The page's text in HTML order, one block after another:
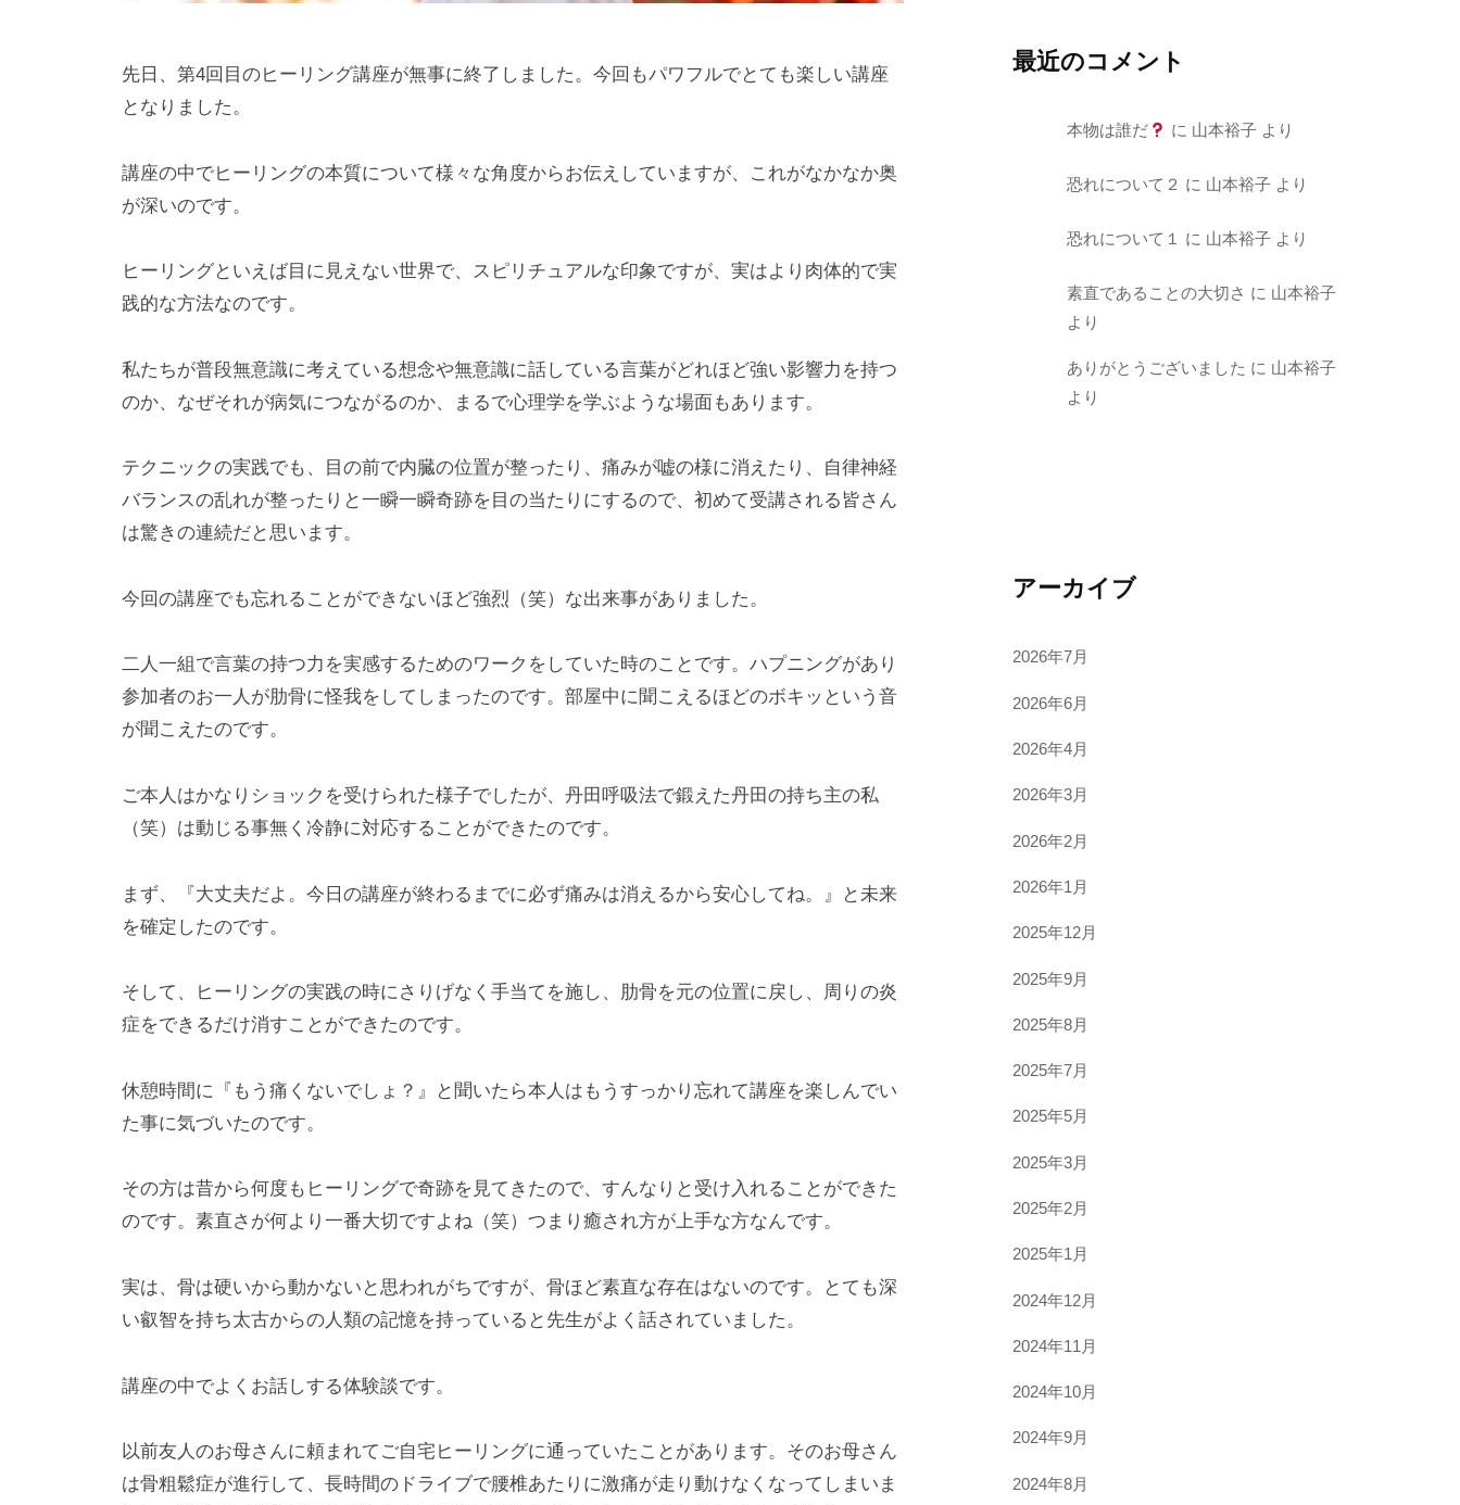
先日、第4回目のヒーリング講座が無事に終了しました。今回もパワフルでとても楽しい講座
となりました。
講座の中でヒーリングの本質について様々な角度からお伝えしていますが、これがなかなか奥
が深いのです。
ヒーリングといえば目に見えない世界で、スピリチュアルな印象ですが、実はより肉体的で実
践的な方法なのです。
私たちが普段無意識に考えている想念や無意識に話している言葉がどれほど強い影響力を持つ
のか、なぜそれが病気につながるのか、まるで心理学を学ぶような場面もあります。
テクニックの実践でも、目の前で内臓の位置が整ったり、痛みが嘘の様に消えたり、自律神経
バランスの乱れが整ったりと一瞬一瞬奇跡を目の当たりにするので、初めて受講される皆さん
は驚きの連続だと思います。
今回の講座でも忘れることができないほど強烈（笑）な出来事がありました。
二人一組で言葉の持つ力を実感するためのワークをしていた時のことです。ハプニングがあり
参加者のお一人が肋骨に怪我をしてしまったのです。部屋中に聞こえるほどのボキッという音
が聞こえたのです。
ご本人はかなりショックを受けられた様子でしたが、丹田呼吸法で鍛えた丹田の持ち主の私
（笑）は動じる事無く冷静に対応することができたのです。
まず、『大丈夫だよ。今日の講座が終わるまでに必ず痛みは消えるから安心してね。』と未来
を確定したのです。
そして、ヒーリングの実践の時にさりげなく手当てを施し、肋骨を元の位置に戻し、周りの炎
症をできるだけ消すことができたのです。
休憩時間に『もう痛くないでしょ？』と聞いたら本人はもうすっかり忘れて講座を楽しんでい
た事に気づいたのです。
その方は昔から何度もヒーリングで奇跡を見てきたので、すんなりと受け入れることができた
のです。素直さが何より一番大切ですよね（笑）つまり癒され方が上手な方なんです。
実は、骨は硬いから動かないと思われがちですが、骨ほど素直な存在はないのです。とても深
い叡智を持ち太古からの人類の記憶を持っていると先生がよく話されていました。
講座の中でよくお話しする体験談です。
以前友人のお母さんに頼まれてご自宅ヒーリングに通っていたことがあります。そのお母さん
は骨粗鬆症が進行して、長時間のドライブで腰椎あたりに激痛が走り動けなくなってしまいま
最近のコメント
本物は誰だ に 山本裕子 より
恐れについて２ に 山本裕子より
恐れについて１ に 山本裕子より
素直であることの大切さ に 山本裕子
より
ありがとうございました に 山本裕子
より
アーカイブ
2026年7月
2026年6月
2026年4月
2026年3月
2026年2月
2026年1月
2025年12月
2025年9月
2025年8月
2025年7月
2025年5月
2025年3月
2025年2月
2025年1月
2024年12月
2024年11月
2024年10月
2024年9月
2024年8月